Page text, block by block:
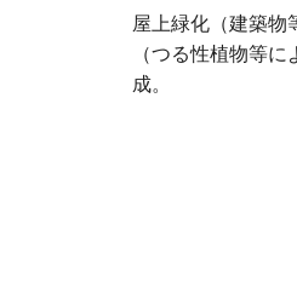
屋上緑化（建築物
（つる性植物等
成。